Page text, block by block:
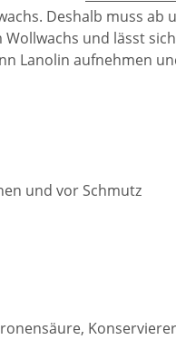
Deshalb muss ab
Wollwachs und lässt
Lanolin aufnehmen
und vor Schmutz